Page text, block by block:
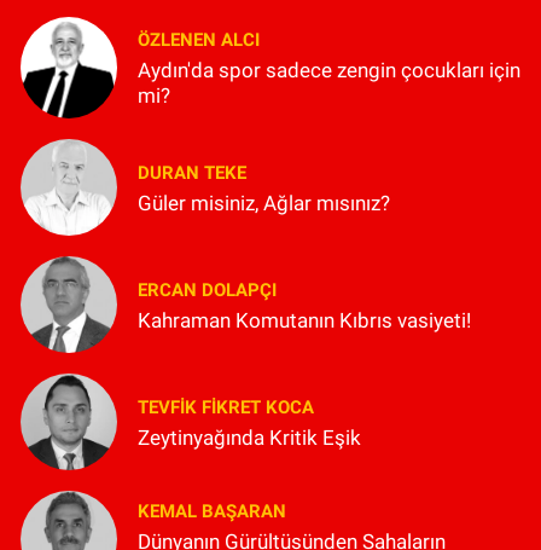
ÖZLENEN ALCI
Aydın'da spor sadece zengin çocukları için
mi?
DURAN TEKE
Güler misiniz, Ağlar mısınız?
ERCAN DOLAPÇI
Kahraman Komutanın Kıbrıs vasiyeti!
TEVFIK FIKRET KOCA
Zeytinyağında Kritik Eşik
KEMAL BAŞARAN
Dünyanın Gürültüsünden Sahaların